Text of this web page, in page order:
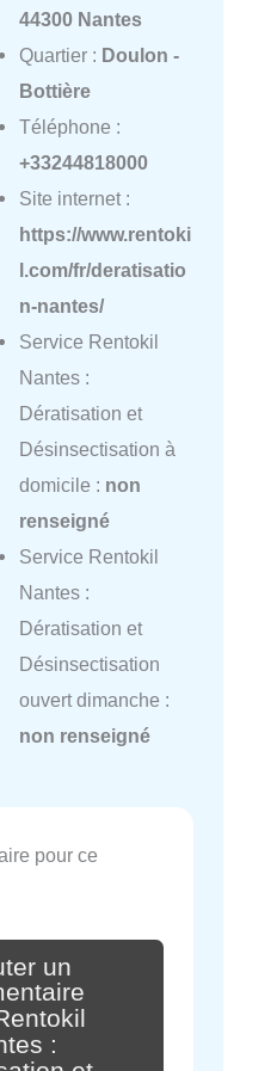
44300 Nantes
Quartier : Doulon -
Bottière
Téléphone :
+33244818000
Site internet :
https://www.rentoki
l.com/fr/deratisatio
n-nantes/
Service Rentokil
Nantes :
Dératisation et
Désinsectisation à
domicile : non
renseigné
Service Rentokil
Nantes :
Dératisation et
Désinsectisation
ouvert dimanche :
non renseigné
pour ce
un
: